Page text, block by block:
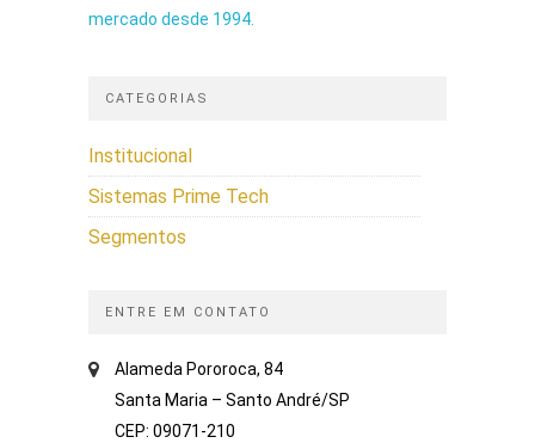
mercado desde 1994.
CATEGORIAS
Institucional
Sistemas Prime Tech
Segmentos
ENTRE EM CONTATO
Alameda Pororoca, 84
Santa Maria – Santo André/SP
CEP: 09071-210